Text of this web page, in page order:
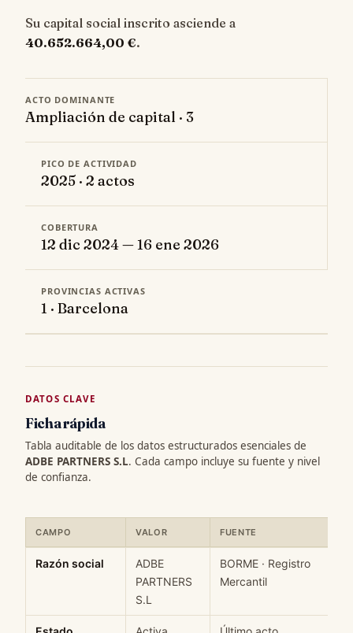
Su capital social inscrito asciende a
40.652.664,00 €.
ACTO DOMINANTE
Ampliación de capital · 3
PICO DE ACTIVIDAD
2025 · 2 actos
COBERTURA
12 dic 2024 — 16 ene 2026
PROVINCIAS ACTIVAS
1 · Barcelona
DATOS CLAVE
Ficha rápida
Tabla auditable de los datos estructurados esenciales de
ADBE PARTNERS S.L. Cada campo incluye su fuente y nivel
de confianza.
CAMPO VALOR FUENTE
Razón social
ADBE
PARTNERS
S.L
BORME · Registro
Mercantil